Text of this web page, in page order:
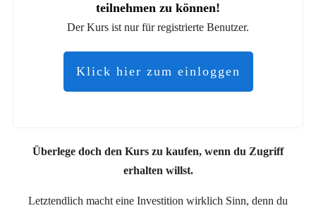
teilnehmen zu können!
Der Kurs ist nur für registrierte Benutzer.
Klick hier zum einloggen
Überlege doch den Kurs zu kaufen, wenn du Zugriff
erhalten willst.
Letztendlich macht eine Investition wirklich Sinn, denn du